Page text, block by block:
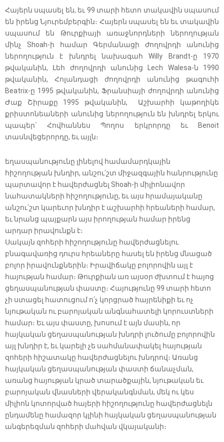
Հայերն սպասել են, եւ 99 տարի հետո տակավին սպասում
են իրենց Նյուրեմբերգին։ Հայերն սպասել են եւ տակավին
սպասում են Թուրքիայի առաջնորդների ներողության
մինչ Shoah-ի համար Գերմանացի ժողովրդի անունից
ներողություն է խնդրել նախագահ Willy Brandt-ը 1970
թվականին, Լեհ ժողովրդի անունից Lech Walesa-ն 1990
թվականին, Հոլանդացի ժողովրդի անունից թագուհի
Beatrix-ը 1995 թվականին, Ֆրանսիայի ժողովրդի անունից
Ժաք Շիրաքը 1995 թվականին, Աշխարհի կաթողիկե
քրիստոնեաների անունից ներողություն են խնդրել երկու
պապեր` Հովհաննես Պողոս երկրորդը եւ Benoit
տասնվեցերորդը, եւ այլն։
եղասպանությունը լինելով համամարդկային
հիշողության խնդիր, անշու՛շտ միջազգային հանրությունը
պարտավոր է հավերժացնել Shoah-ի միլիոնավոր
նահատակների հիշողությունը, եւ այս հրամայականը
անշու՛շտ կարեւոր խնդիր է աշխարհի հրեաների համար,
եւ նրանց պայքարն այս իրողության համար իրենց
արդար իրավունքն է։
Սակայն զոհերի հիշողությունը հավերժացնելու
բնագավառից դուրս հրեաները հասել են իրենց մնացած
բոլոր իրավունքներին։ Իրավիճակը բոլորովին այլ է
հայության համար։ Թուրքիան առ այսօր ժխտում է հայոց
ցեղասպանության փաստը։ Հայությունը 99 տարի հետո
չի ստացել հատուցում ո՛չ կորցրած հայրենիքի եւ ոչ
նյութական ու բարոյական անգնահատելի կորուստների
համար։ Եւ այս փաստը, խոսում է այն մասին, որ
հայկական ցեղասպանության խնդրի լուծումը բոլորովին
այլ խնդիր է, եւ կարելի չե սահմանափակել հայության
զոհերի հիշատակը հավերժացնելու խնդրով։ Առանց
հայկական ցեղասպանության փաստի ճանաչման,
առանց հայության կրած տարածքային, նյութական եւ
բարոյական վնասների վերականգնման, մեկ ու կես
միլիոն կոտորված հայերի հիշողությունը հավերժացնելն
ընդամենը համազոր կլինի հայկական ցեղասպանության
անգերեզման զոհերի մահվան վկայականի։